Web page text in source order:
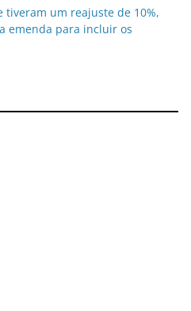
tiveram um reajuste de 10%,
emenda para incluir os